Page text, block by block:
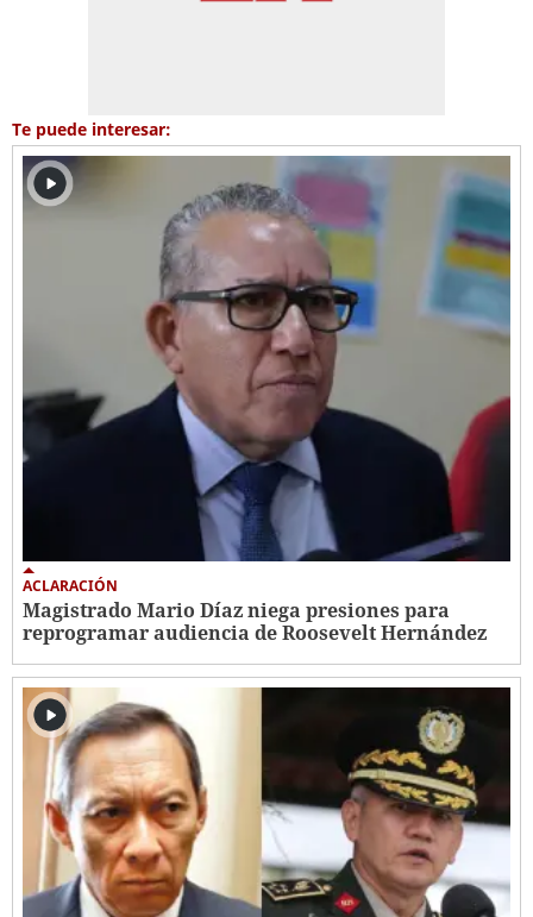
Te puede interesar:
ACLARACIÓN
Magistrado Mario Díaz niega presiones para
reprogramar audiencia de Roosevelt Hernández